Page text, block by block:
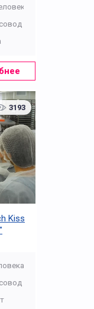
3193
Kiss